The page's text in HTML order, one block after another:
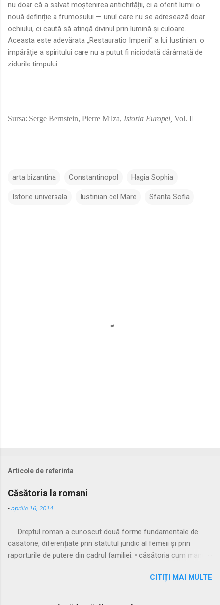
nu doar că a salvat moștenirea antichității, ci a oferit lumii o
nouă definiție a frumosului — unul care nu se adresează doar
ochiului, ci caută să atingă divinul prin lumină și culoare.
Aceasta este adevărata „Restauratio Imperii” a lui Iustinian: o
împărăție a spiritului care nu a putut fi niciodată dărâmată de
zidurile timpului.
Sursa: Serge Bernstein, Pierre Milza, Istoria Europei, Vol. II
arta bizantina Constantinopol Hagia Sophia
Istorie universala Iustinian cel Mare Sfanta Sofia
Articole de referinta
Căsătoria la romani
-aprilie 16, 2014
Dreptul roman a cunoscut două forme fundamentale de
căsătorie, diferențiate prin statutul juridic al femeii și prin
raporturile de putere din cadrul familiei: • căsătoria cum manus
și practicată a fost căsătoria cu manus, prin care femeia
trecea sub autoritatea soțului, devenind parte a familiei
acestuia. Spre sfârșitul Republicii, tot mai multe femei au
CITIȚI MAI MULTE